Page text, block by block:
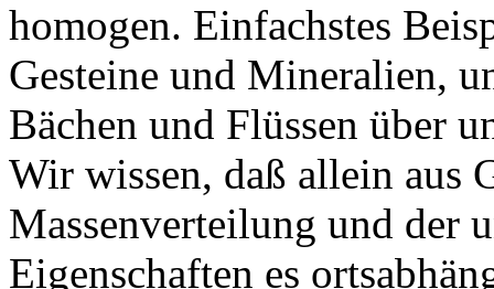
homogen. Einfachstes
Gesteine und Mineralien,
Bächen und Flüssen über
Wir wissen, daß allein aus
Massenverteilung und der
Eigenschaften es